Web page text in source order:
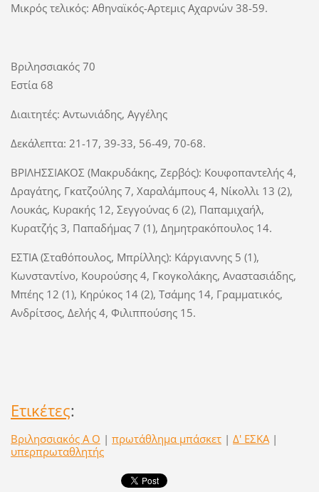
Μικρός τελικός: Αθηναϊκός-Αρτεμις Αχαρνών 38-59.
Βριλησσιακός 70
Εστία 68
Διαιτητές: Αντωνιάδης, Αγγέλης
Δεκάλεπτα: 21-17, 39-33, 56-49, 70-68.
ΒΡΙΛΗΣΣΙΑΚΟΣ (Μακρυδάκης, Ζερβός): Κουφοπαντελής 4,
Δραγάτης, Γκατζούλης 7, Χαραλάμπους 4, Νίκολλι 13 (2),
Λουκάς, Κυρακής 12, Σεγγούνας 6 (2), Παπαμιχαήλ,
Κυρατζής 3, Παπαδήμας 7 (1), Δημητρακόπουλος 14.
ΕΣΤΙΑ (Σταθόπουλος, Μπρίλλης): Κάργιαννης 5 (1),
Κωνσταντίνο, Κουρούσης 4, Γκογκολάκης, Αναστασιάδης,
Μπέης 12 (1), Κηρύκος 14 (2), Τσάμης 14, Γραμματικός,
Ανδρίτσος, Δελής 4, Φιλιππούσης 15.
Ετικέτες:
Βριλησσιακός Α Ο | πρωτάθλημα μπάσκετ | Δ' ΕΣΚΑ |
υπερπρωταθλητής